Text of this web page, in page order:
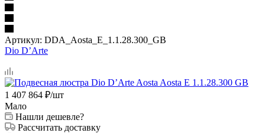
Артикул: DDA_Aosta_E_1.1.28.300_GB
Dio D’Arte
1 407 864 ₽/шт
Мало
Нашли дешевле?
Рассчитать доставку